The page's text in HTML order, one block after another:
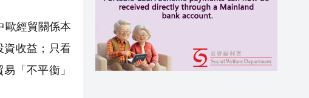
歐經貿關係本
資收益；只看
「不平衡」